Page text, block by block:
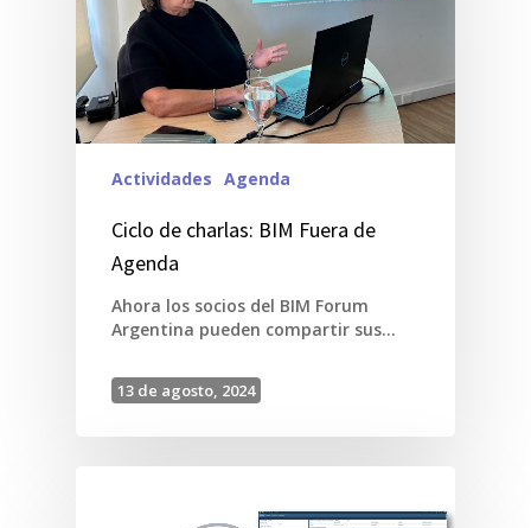
Actividades Agenda
Ciclo de charlas: BIM Fuera de
Agenda
Ahora los socios del BIM Forum
Argentina pueden compartir sus…
13 de agosto, 2024